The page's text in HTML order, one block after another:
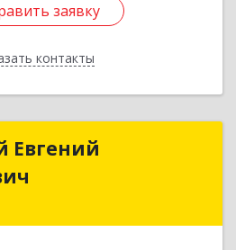
заявку
контакты
заявку
Назад
Евгений Евгений